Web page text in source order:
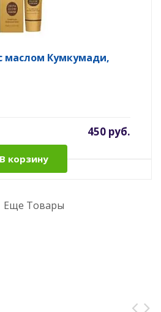
маслом Кумкумади,
450 руб.
В корзину
Еще Товары